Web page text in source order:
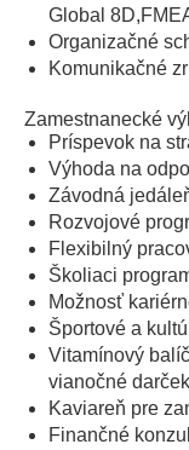
Global
Organizačné
Komunikačné
Zamestnanecké
Príspevok na
Výhoda na
Závodná
Rozvojové
Flexibilný
Školiaci
Možnosť
Športové a
Vitamínový
vianočné
Kaviareň pre
Finančné